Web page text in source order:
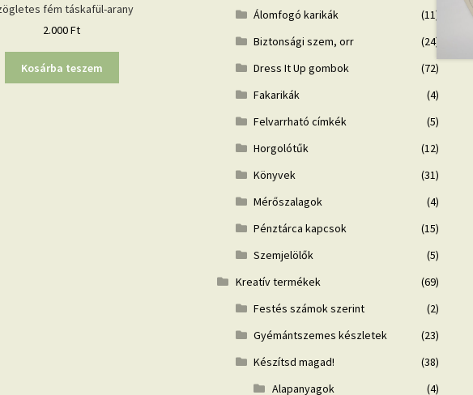
fém táskafül-arany
2.000Ft
Kosárba teszem
Álomfogó karikák
(11)
Biztonsági szem, orr
(24)
Dress It Up gombok
(72)
Fakarikák
(4)
Felvarrható címkék
(5)
Horgolótűk
(12)
Könyvek
(31)
Mérőszalagok
(4)
Pénztárca kapcsok
(15)
Szemjelölők
(5)
Kreatív termékek
(69)
Festés számok szerint
(2)
Gyémántszemes készletek
(23)
Készítsd magad!
(38)
Alapanyagok
(4)